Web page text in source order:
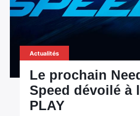
Actualités
Le prochain
Speed dévoilé à
PLAY